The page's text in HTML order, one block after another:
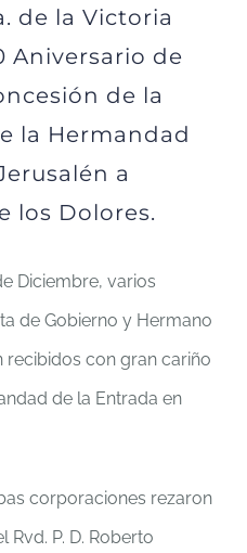
de la Victoria
Aniversario de
de la
la Hermandad
a
los Dolores.
Diciembre, varios
de Gobierno y Hermano
recibidos con gran cariño
de la Entrada en
corporaciones rezaron
P. D. Roberto